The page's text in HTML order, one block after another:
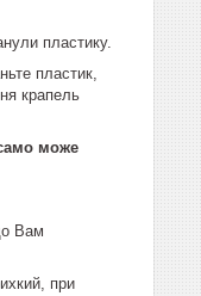
пластику.
пластик,
крапель
може
Вам
при